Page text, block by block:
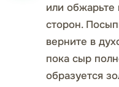
или обжарьте
сторон.
верните в
пока сыр
образуется